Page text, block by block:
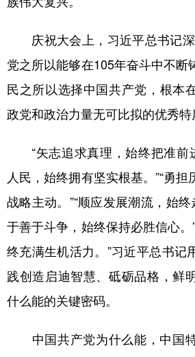
庆祝大会上，习近平总书记深
党之所以能够在105年奋斗中不断
民之所以选择中国共产党，根本
政党和政治力量无可比拟的优秀特
“矢志追求真理，始终把准前
人民，始终拥有坚实根基。”“勇
战略主动。”“顺应发展潮流，始终
于善于斗争，始终保持必胜信心。
终充满生机活力。”习近平总书记
践创造启迪智慧、砥砺品格，鲜
什么能的关键密码。
中国共产党为什么能，中国特